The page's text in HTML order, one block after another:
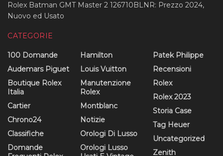
Rolex Batman GMT Master 2 126710BLNR: Prezzo 2024,
Nuovo ed Usato
CATEGORIE
100 Domande
Audemars Piguet
Boutique Rolex
Italia
Cartier
Chrono24
Classifiche
Domande
Hamilton
Louis Vuitton
Manutenzione
Rolex
Montblanc
Notizie
Orologi Di Lusso
Orologi Lusso
Patek Philippe
Recensioni
Rolex
Rolex 2023
Storia Case
Tag Heuer
Uncategorized
Zenith